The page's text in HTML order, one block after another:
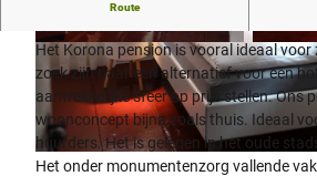
© Gästehaus Korona Rheda-Wiedenbrück | CC-BY-SA
© Gästehaus Korona Rheda-Wiedenbrück |
CC-BY-SA
©
Route
Het Korona pension is vooral ideaal voor
zoek zijn naar een alternatief voor een
aantrekkelijke sfeer op prijs stellen. Ons
woonconcept bijna zoals thuis. Ideaal
huurders. Het is gelegen in het oude
Het onder monumentenzorg vallende